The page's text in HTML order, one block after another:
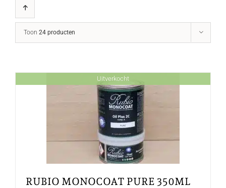
Toon 24 producten
Uitverkocht
RUBIO MONOCOAT PURE 350ML